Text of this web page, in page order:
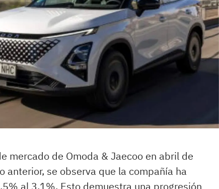
mercado de Omoda & Jaecoo en abril de
anterior, se observa que la compañía ha
al 3,1%. Esto demuestra una progresión